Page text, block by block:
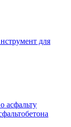
для
асфальту